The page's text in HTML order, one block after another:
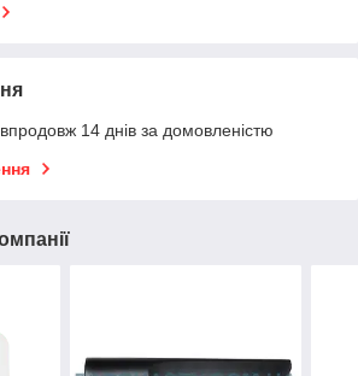
14 днів за домовленістю